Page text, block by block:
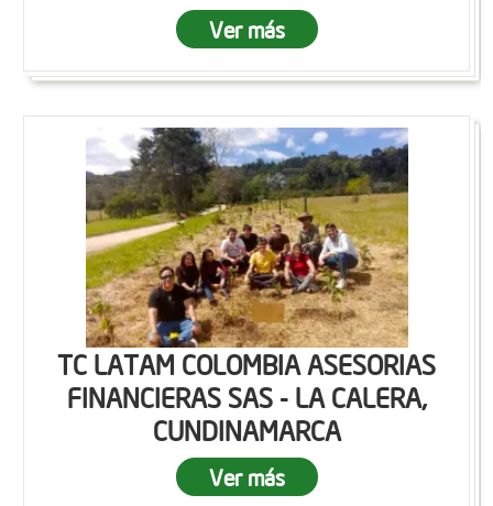
Ver más
TC LATAM COLOMBIA ASESORIAS
FINANCIERAS SAS - LA CALERA,
CUNDINAMARCA
Ver más